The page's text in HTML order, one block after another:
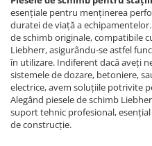
esențiale pentru menținerea
duratei de viață a
de schimb originale, compatibile
Liebherr, asigurându-se astfel
în utilizare. Indiferent dacă aveți
sistemele de dozare, betoniere,
electrice, avem soluțiile potrivite
Alegând piesele de schimb
suport tehnic profesional,
de construcție.